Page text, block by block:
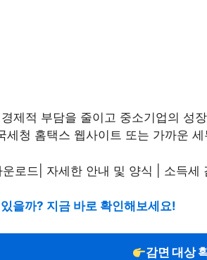
제적 부담을 줄이고 중소기업의 성
청 홈택스 웹사이트 또는 가까운
을까? 지금 바로 확인해보세요!
감면 대상